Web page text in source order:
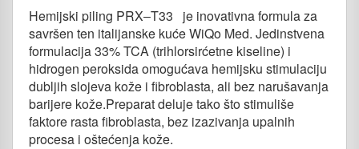
Hemijski piling PRX‒T33 je inovativna formula za
savršen ten italijanske kuće WiQo Med. Jedinstvena
formulacija 33% TCA (trihlorsirćetne kiseline) i
hidrogen peroksida omogućava hemijsku stimulaciju
dubljih slojeva kože i fibroblasta, ali bez narušavanja
barijere kože.Preparat deluje tako što stimuliše
faktore rasta fibroblasta, bez izazivanja upalnih
procesa i oštećenja kože.